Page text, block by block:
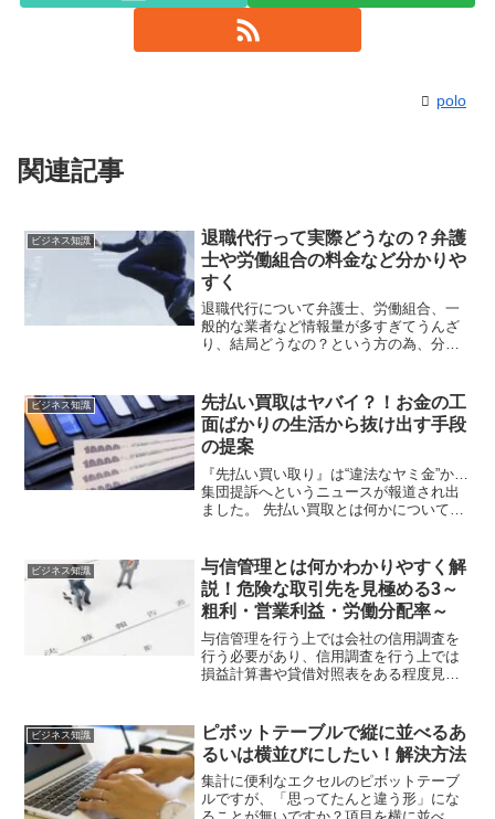
polo
関連記事
ビジネス知識
退職代行って実際どうなの？弁護
士や労働組合の料金など分かりや
すく
退職代行について弁護士、労働組合、一
般的な業者など情報量が多すぎてうんざ
り、結局どうなの？という方の為、分か
かかるのかなど、ご検討の為の助けにな
れば幸いです。
ビジネス知識
先払い買取はヤバイ？！お金の工
面ばかりの生活から抜け出す手段
の提案
『先払い買い取り』は“違法なヤミ金”か…
集団提訴へというニュースが報道され出
ました。 先払い買取とは何かについての
け出すための手段の提案について記述し
ています。
ビジネス知識
与信管理とは何かわかりやすく解
説！危険な取引先を見極める3～
粗利・営業利益・労働分配率～
与信管理を行う上では会社の信用調査を
行う必要があり、信用調査を行う上では
損益計算書や貸借対照表をある程度見ら
業利益」「労働分配率」などちょっと高
度ですが解説しています。
ビジネス知識
ピボットテーブルで縦に並べるあ
るいは横並びにしたい！解決方法
集計に便利なエクセルのピボットテーブ
ルですが、「思ってたんと違う形」にな